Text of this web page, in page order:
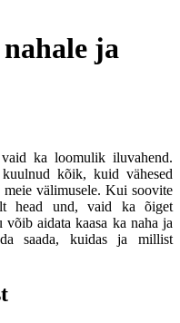
nahale ja
ka loomulik iluvahend.
kõik, kuid vähesed
meie välimusele. Kui soovite
head und, vaid ka õiget
võib aidata kaasa ka naha ja
saada, kuidas ja millist